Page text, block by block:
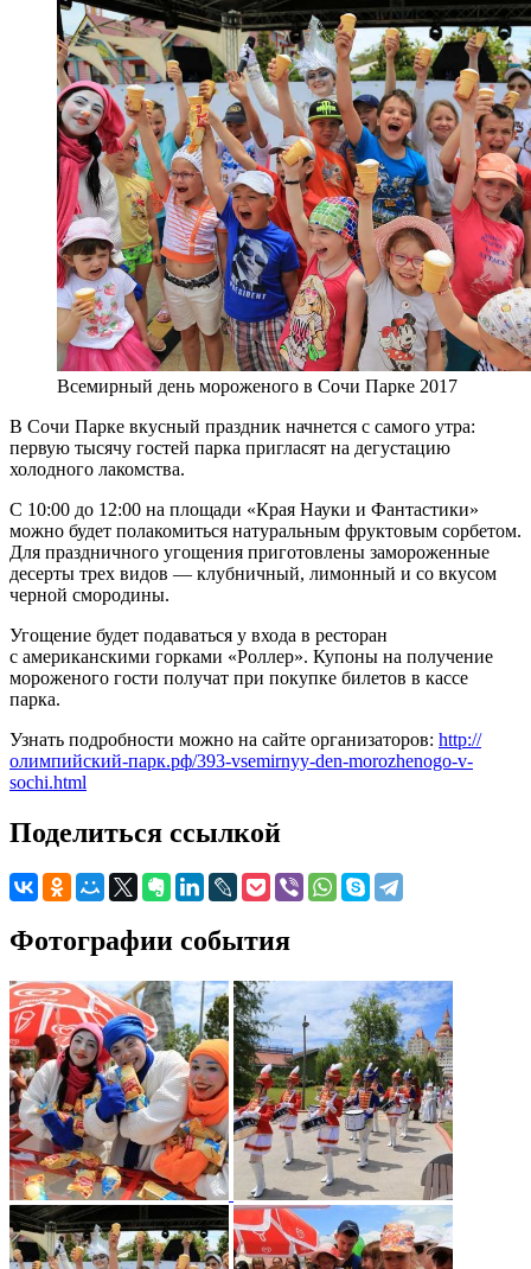
Всемирный день мороженого в Сочи Парке 2017
В Сочи Парке вкусный праздник начнется с самого утра:
первую тысячу гостей парка пригласят на дегустацию
холодного лакомства.
С 10:00 до 12:00 на площади «Края Науки и Фантастики»
можно будет полакомиться натуральным фруктовым сорбетом.
Для праздничного угощения приготовлены замороженные
десерты трех видов — клубничный, лимонный и со вкусом
черной смородины.
Угощение будет подаваться у входа в ресторан
с американскими горками «Роллер». Купоны на получение
мороженого гости получат при покупке билетов в кассе
парка.
Узнать подробности можно на сайте организаторов: http://
олимпийский-парк.рф/393-vsemirnyy-den-morozhenogo-v-
sochi.html
Поделиться ссылкой
Фотографии события